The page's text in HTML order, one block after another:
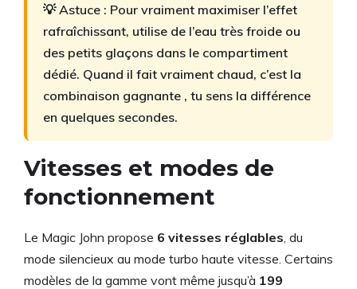
💡 Astuce : Pour vraiment maximiser l’effet
rafraîchissant, utilise de l’eau très froide ou
des petits glaçons dans le compartiment
dédié. Quand il fait vraiment chaud, c’est la
combinaison gagnante , tu sens la différence
en quelques secondes.
Vitesses et modes de
fonctionnement
Le Magic John propose 6 vitesses réglables , du
mode silencieux au mode turbo haute vitesse. Certains
modèles de la gamme vont même jusqu’à 199